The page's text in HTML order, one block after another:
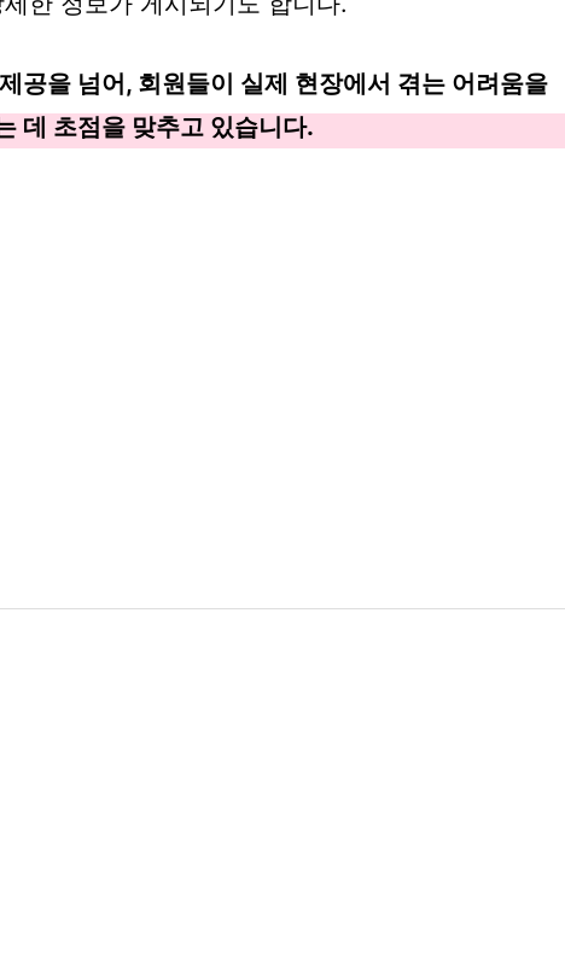
공을 넘어, 회원들이 실제 현장에서 겪는 어려움을
데 초점을 맞추고 있습니다.